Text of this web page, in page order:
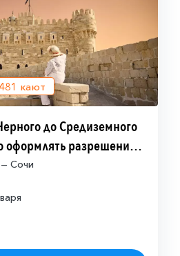
кают
до Средиземного
оформлять разрешение
(ETA-IL)
Сочи